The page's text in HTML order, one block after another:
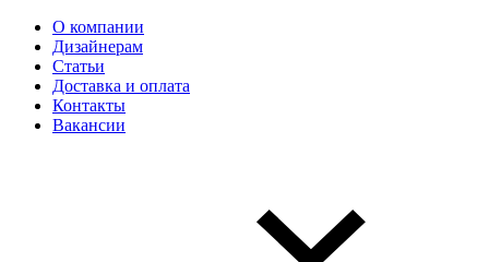
О компании
Дизайнерам
Статьи
Доставка и оплата
Контакты
Вакансии